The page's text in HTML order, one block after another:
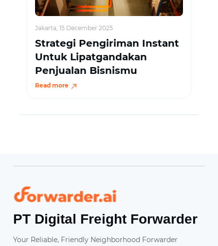
Jakarta, 15 December 2025
Strategi Pengiriman Instant
Untuk Lipatgandakan
Penjualan Bisnismu
Read more
Forwarder
PT Digital Freight Forwarder
Your Reliable, Friendly Neighborhood Forwarder